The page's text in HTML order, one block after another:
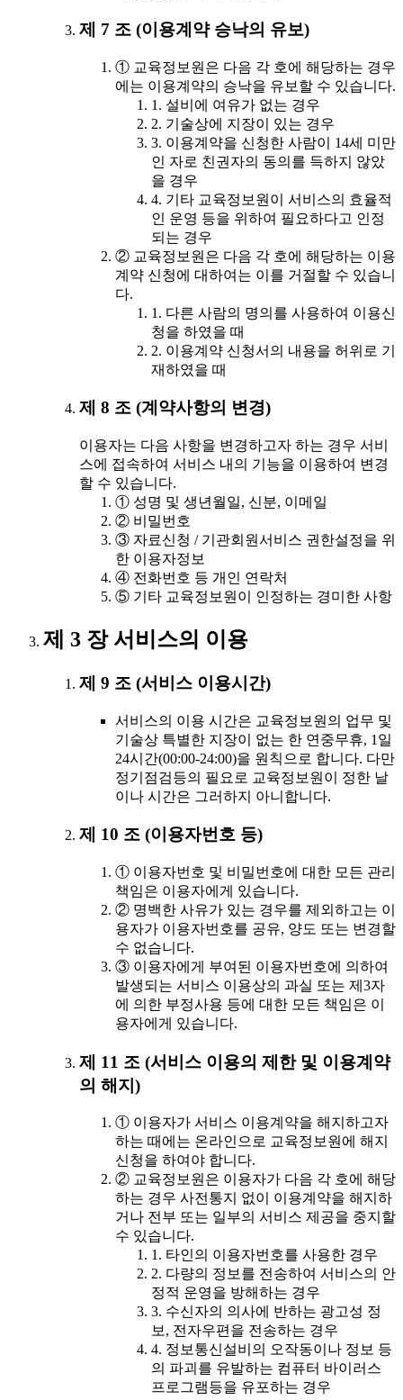
제 7 조 (이용계약 승낙의 유보)
① 교육정보원은 다음 각 호에 해당하는 경우
에는 이용계약의 승낙을 유보할 수 있습니다.
1. 설비에 여유가 없는 경우
2. 기술상에 지장이 있는 경우
3. 이용계약을 신청한 사람이 14세 미만
인 자로 친권자의 동의를 득하지 않았
을 경우
4. 기타 교육정보원이 서비스의 효율적
인 운영 등을 위하여 필요하다고 인정
되는 경우
② 교육정보원은 다음 각 호에 해당하는 이용
계약 신청에 대하여는 이를 거절할 수 있습니
다.
1. 다른 사람의 명의를 사용하여 이용신
청을 하였을 때
2. 이용계약 신청서의 내용을 허위로 기
재하였을 때
제 8 조 (계약사항의 변경)
이용자는 다음 사항을 변경하고자 하는 경우 서비
스에 접속하여 서비스 내의 기능을 이용하여 변경
할 수 있습니다.
① 성명 및 생년월일, 신분, 이메일
② 비밀번호
③ 자료신청 / 기관회원서비스 권한설정을 위
한 이용자정보
④ 전화번호 등 개인 연락처
⑤ 기타 교육정보원이 인정하는 경미한 사항
제 3 장 서비스의 이용
제 9 조 (서비스 이용시간)
서비스의 이용 시간은 교육정보원의 업무 및
기술상 특별한 지장이 없는 한 연중무휴, 1일
24시간(00:00-24:00)을 원칙으로 합니다. 다만
정기점검등의 필요로 교육정보원이 정한 날
이나 시간은 그러하지 아니합니다.
제 10 조 (이용자번호 등)
① 이용자번호 및 비밀번호에 대한 모든 관리
책임은 이용자에게 있습니다.
② 명백한 사유가 있는 경우를 제외하고는 이
용자가 이용자번호를 공유, 양도 또는 변경할
수 없습니다.
③ 이용자에게 부여된 이용자번호에 의하여
발생되는 서비스 이용상의 과실 또는 제3자
에 의한 부정사용 등에 대한 모든 책임은 이
용자에게 있습니다.
제 11 조 (서비스 이용의 제한 및 이용계약
의 해지)
① 이용자가 서비스 이용계약을 해지하고자
하는 때에는 온라인으로 교육정보원에 해지
신청을 하여야 합니다.
② 교육정보원은 이용자가 다음 각 호에 해당
하는 경우 사전통지 없이 이용계약을 해지하
거나 전부 또는 일부의 서비스 제공을 중지할
수 있습니다.
1. 타인의 이용자번호를 사용한 경우
2. 다량의 정보를 전송하여 서비스의 안
정적 운영을 방해하는 경우
3. 수신자의 의사에 반하는 광고성 정
보, 전자우편을 전송하는 경우
4. 정보통신설비의 오작동이나 정보 등
의 파괴를 유발하는 컴퓨터 바이러스
프로그램등을 유포하는 경우